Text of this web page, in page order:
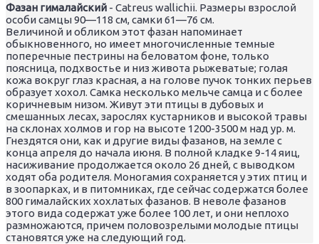
Фазан гималайский - Catreus wallichii. Размеры взрослой
особи самцы 90—118 см, самки 61—76 см.
Величиной и обликом этот фазан напоминает
обыкновенного, но имеет многочисленные темные
поперечные пестрины на беловатом фоне, только
поясница, подхвостье и низ живота рыжеватые; голая
кожа вокруг глаз красная, а на голове пучок тонких перьев
образует хохол. Самка несколько мельче самца и с более
коричневым низом. Живут эти птицы в дубовых и
смешанных лесах, зарослях кустарников и высокой травы
на склонах холмов и гор на высоте 1200-3500 м над ур. м.
Гнездятся они, как и другие виды фазанов, на земле с
конца апреля до начала июня. В полной кладке 9-14 яиц,
насиживание продолжается около 26 дней, с выводком
ходят оба родителя. Моногамия сохраняется у этих птиц и
в зоопарках, и в питомниках, где сейчас содержатся более
800 гималайских хохлатых фазанов. В неволе фазанов
этого вида содержат уже более 100 лет, и они неплохо
размножаются, причем половозрелыми молодые птицы
становятся уже на следующий год.